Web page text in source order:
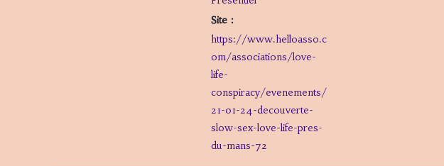
Site :
https://www.helloasso.c
om/associations/love-
life-
conspiracy/evenements/
21-01-24-decouverte-
slow-sex-love-life-pres-
du-mans-72